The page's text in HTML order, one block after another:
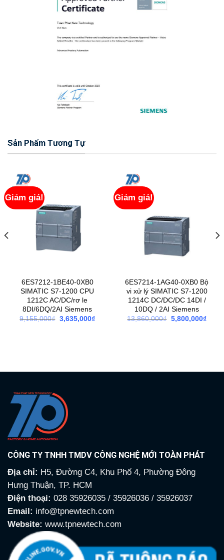
Sản Phẩm Tương Tự
Giảm giá!
6ES7212-1BE40-0XB0
SIMATIC S7-1200 CPU
1212C AC/DC/rơ le
8DI/6DQ/2AI Siemens
9,155,000₫ Giá
3,635,000₫Giá
Giảm giá!
6ES7214-1AG40-0XB0 Bộ
vi xử lý SIMATIC S7-1200
1214C DC/DC/DC 14DI /
10DQ / 2AI Siemens
13,860,000₫ Giá
5,800,000₫Giá
CÔNG TY TNHH TMDV CÔNG NGHỆ MỚI TOÀN PHÁT
Địa chỉ: H5, Đường C4, Khu Phố 4, Phường Đông
Hưng Thuận, TP. HCM
Điện thoại: 028 35926035 / 35926036 / 35926037
Email: info@tpnewtech.com
Website: www.tpnewtech.com